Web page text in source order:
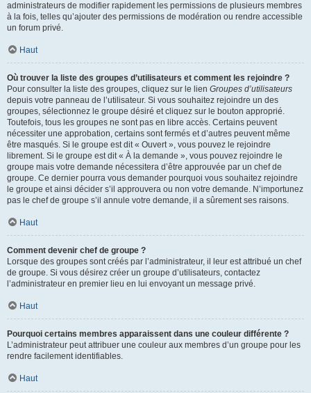
administrateurs de modifier rapidement les permissions de plusieurs membres
à la fois, telles qu’ajouter des permissions de modération ou rendre accessible
un forum privé.
Haut
Où trouver la liste des groupes d’utilisateurs et comment les rejoindre ?
Pour consulter la liste des groupes, cliquez sur le lien Groupes d’utilisateurs
depuis votre panneau de l’utilisateur. Si vous souhaitez rejoindre un des
groupes, sélectionnez le groupe désiré et cliquez sur le bouton approprié.
Toutefois, tous les groupes ne sont pas en libre accès. Certains peuvent
nécessiter une approbation, certains sont fermés et d’autres peuvent même
être masqués. Si le groupe est dit « Ouvert », vous pouvez le rejoindre
librement. Si le groupe est dit « À la demande », vous pouvez rejoindre le
groupe mais votre demande nécessitera d’être approuvée par un chef de
groupe. Ce dernier pourra vous demander pourquoi vous souhaitez rejoindre
le groupe et ainsi décider s’il approuvera ou non votre demande. N’importunez
pas le chef de groupe s’il annule votre demande, il a sûrement ses raisons.
Haut
Comment devenir chef de groupe ?
Lorsque des groupes sont créés par l’administrateur, il leur est attribué un chef
de groupe. Si vous désirez créer un groupe d’utilisateurs, contactez
l’administrateur en premier lieu en lui envoyant un message privé.
Haut
Pourquoi certains membres apparaissent dans une couleur différente ?
L’administrateur peut attribuer une couleur aux membres d’un groupe pour les
rendre facilement identifiables.
Haut